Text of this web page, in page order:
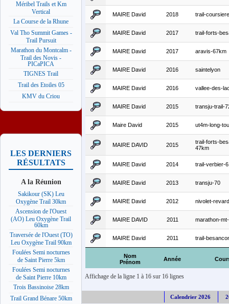
Méribel Trails et Km
Vertical
La Course de la Rhune
Val Tho Summit Games -
Trail Pursuit
Marathon du Montcalm -
Trail des Novis -
PICaPICA
TIGNES Trail
Trail des Etoiles 05
KMV du Criou
LES DERNIERS
RÉSULTATS
A la Réunion
Sakikour (SK) Leu
Oxygène Trail 30km
Ascension de l'Ouest
(AO) Leu Oxygène Trail
60km
Traversée de l'Ouest (TO)
Leu Oxygène Trail 90km
Foulées Semi nocturnes
de Saint Pierre 5km
Foulées Semi nocturnes
de Saint Pierre 10km
Trois Bassinoise 28km
Trail Grand Bénare 50km
Nom
Prénom
Année
MAIRE David 2018 trail-
MAIRE David 2017 trail-forts-
MAIRE David 2017 aravis-67km
MAIRE David 2016 saintelyon
MAIRE David 2016 vallee-des-
MAIRE David 2015 transju-trail-
Maire David 2015 ut4m-long-
MAIRE DAVID 2015
trail-forts-
47km
MAIRE David 2014 trail-verbier-
MAIRE David 2013 transju-70
MAIRE David 2012 nivolet-
MAIRE DAVID 2011 marathon-
MAIRE David 2011 trail-
Affichage de la ligne 1 à 16 sur 16 lignes
Calendrier 2026